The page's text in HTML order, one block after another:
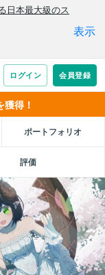
得！
ポートフォリオ
評価